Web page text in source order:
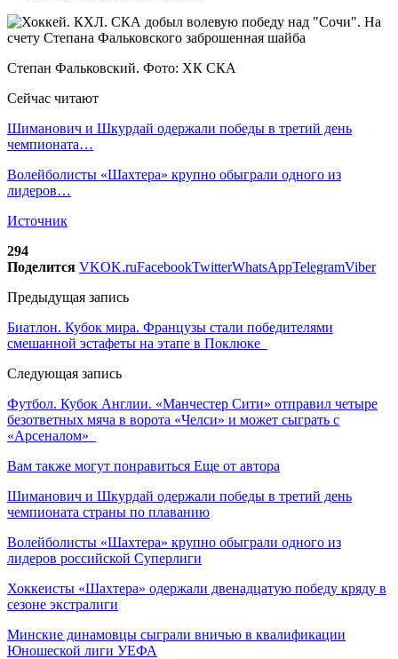
Степан Фальковский. Фото: ХК СКА
Сейчас читают
Шиманович и Шкурдай одержали победы в третий день
чемпионата…
Волейболисты «Шахтера» крупно обыграли одного из
лидеров…
Источник
294
Поделится VKOK.ruFacebookTwitterWhatsAppTelegramViber
Предыдущая запись
Биатлон. Кубок мира. Французы стали победителями
смешанной эстафеты на этапе в Поклюке
Следующая запись
Футбол. Кубок Англии. «Манчестер Сити» отправил четыре
безответных мяча в ворота «Челси» и может сыграть с
«Арсеналом»
Вам также могут понравиться Еще от автора
Шиманович и Шкурдай одержали победы в третий день
чемпионата страны по плаванию
Волейболисты «Шахтера» крупно обыграли одного из
лидеров российской Суперлиги
Хоккеисты «Шахтера» одержали двенадцатую победу кряду в
сезоне экстралиги
Минские динамовцы сыграли вничью в квалификации
Юношеской лиги УЕФА